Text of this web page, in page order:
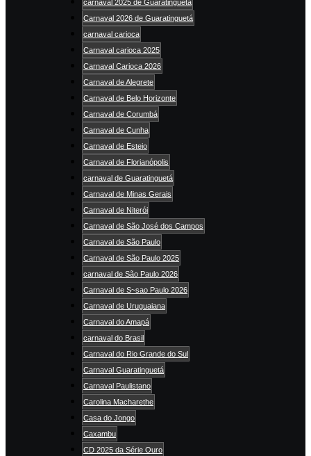
carnaval 2025 de Guaratinguetá
Carnaval 2026 de Guaratinguetá
carnaval carioca
Carnaval carioca 2025
Carnaval Carioca 2026
Carnaval de Alegrete
Carnaval de Belo Horizonte
Carnaval de Corumbá
Carnaval de Cunha
Carnaval de Esteio
Carnaval de Florianópolis
carnaval de Guaratinguetá
Carnaval de Minas Gerais
Carnaval de Niterói
Carnaval de São José dos Campos
Carnaval de São Paulo
Carnaval de São Paulo 2025
carnaval de São Paulo 2026
Carnaval de S~sao Paulo 2026
Carnaval de Uruguaiana
Carnaval do Amapá
carnaval do Brasil
Carnaval do Rio Grande do Sul
Carnaval Guaratinguetá
Carnaval Paulistano
Carolina Macharethe
Casa do Jongo
Caxambu
CD 2025 da Série Ouro